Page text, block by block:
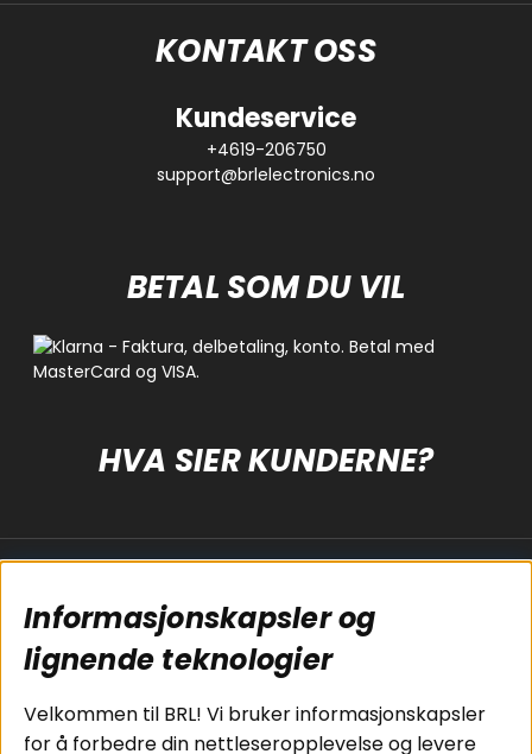
KONTAKT OSS
Kundeservice
+4619-206750
support@brlelectronics.no
BETAL SOM DU VIL
HVA SIER KUNDERNE?
Koblingsguide for
subwoofers
Tilkobling av
bilforsterker
Koblingsguide for
Cookies
Kjøpsvilkår
Personvernpolicy
Service / Garanti /
Retur
Informasjonskapsler og
lignende teknologier
Velkommen til BRL! Vi bruker informasjonskapsler
for å forbedre din nettleseropplevelse og levere